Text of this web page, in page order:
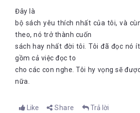
Đây là
bộ sách yêu thích nhất của tôi, và
theo, nó trở thành cuốn
sách hay nhất đời tôi. Tôi đã đọc nó
gồm cả việc đọc to
cho các con nghe. Tôi hy vọng sẽ
nữa.
Like Share Trả lời